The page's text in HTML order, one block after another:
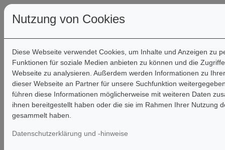
Nutzung von Cookies
Diese Webseite verwendet Cookies, um Inhalte und Anzeigen zu
Funktionen für soziale Medien anbieten zu können und die
Webseite zu analysieren. Außerdem werden Informationen zu
dieser Webseite an Partner für unsere Suchfunktion
führen diese Informationen möglicherweise mit weiteren Daten
ihnen bereitgestellt haben oder die sie im Rahmen Ihrer Nutzung
gesammelt haben.
Datenschutzerklärung und -hinweise
Filter